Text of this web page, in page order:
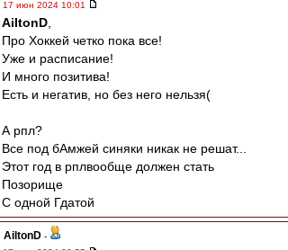
17 июн 2024 10:01
AiltonD
Про Хоккей четко пока все!
Уже и расписание!
И много позитива!
Есть и негатив, но без него нельзя(
А рпл?
Все под бАмжей синяки никак не решат...
Этот год в рплвообще должен стать
Позорище
С одной Гдатой
AiltonD -